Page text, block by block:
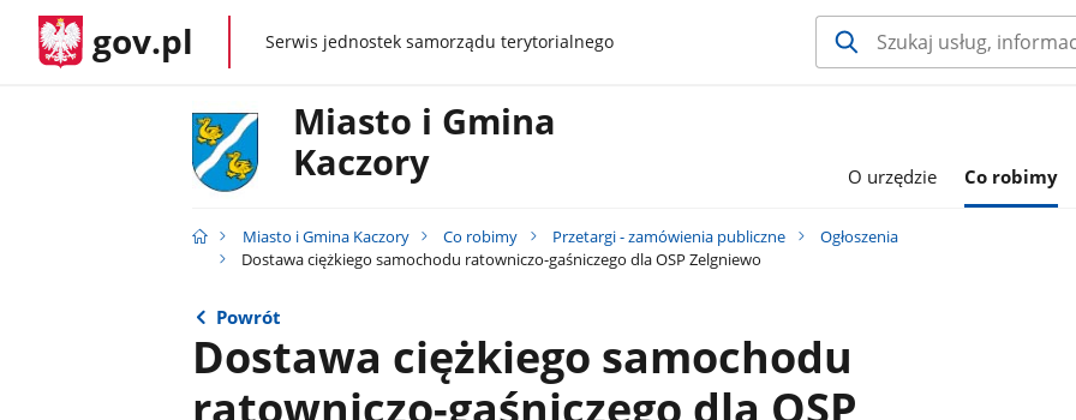
gov.pl gov.plSerwis jednostek samorządu terytorialnego
Miasto i Gmina
Kaczory
O urzędzie Co robimy
Miasto i Gmina Kaczory Co robimy Przetargi - zamówienia publiczne
Ogłoszenia
Dostawa ciężkiego samochodu ratowniczo-gaśniczego dla OSP Zelgniewo
Powrót
Dostawa ciężkiego samochodu
ratowniczo-gaśniczego dla OSP